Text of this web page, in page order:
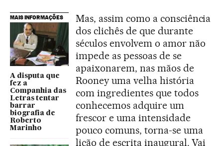
MAIS INFORMAÇÕES
A disputa que
fez a
Companhia das
Letras tentar
barrar
biografia de
Roberto
Marinho
Mas, assim como a consciência
dos clichês de que durante
séculos envolvem o amor não
impede as pessoas de se
apaixonarem, nas mãos de
Rooney uma velha história
com ingredientes que todos
conhecemos adquire um
frescor e uma intensidade
pouco comuns, torna-se uma
lição de escrita inaugural. Vai